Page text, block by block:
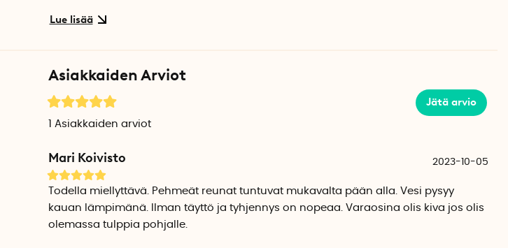
työntää ammeen laitoja hieman ulos ja sen sovittaminen paikoilleen voi olla
Rentouttava amme 1–2 hengelle
Ilmatäytteisessä ammeessa rentouttavasta kylvystä voi nauttia yksin tai yhdessä.
Kylpyammeen voi täyttää kuumalla vedellä (kork. 45 astetta) tai siinä voi ottaa
Kylvyn jälkeen
Amme on helppo tyhjentää vedestä. Ennen tyhjentämistä varmista, että
tyhjennysletku ulottuu lattiakaivoon. Älä laita letkua lattiakaivoon vaan anna sen olla
Asiakkaiden Arviot
Jätä arvio
1 Asiakkaiden arviot
Mari Koivisto 2023-10-05
Todella miellyttävä. Pehmeät reunat tuntuvat mukavalta pään alla. Vesi pysyy
kauan lämpimänä. Ilman täyttö ja tyhjennys on nopeaa. Varaosina olis kiva jos olis
olemassa tulppia pohjalle.